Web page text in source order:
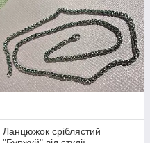
Ланцюжок сріблястий